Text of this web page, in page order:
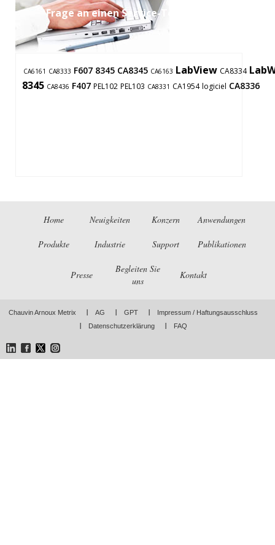
Frage an einen Service-Techniker
CA6161 CA8333 F607 8345 CA8345 CA6163 LabView CA8334
8345 CA8436 F407 PEL102 PEL103 CA8331 CA1954 logiciel CA8336
Home Neuigkeiten Konzern Anwendungen
Produkte Industrie Support Publikationen
Presse
Begleiten Sie
uns
Kontakt
Chauvin Arnoux Metrix AG GPT
Impressum / Haftungsausschluss
Datenschutzerklärung
FAQ